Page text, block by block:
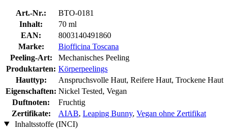
Art.-Nr.:
BTO-0181
Inhalt:
70 ml
EAN:
8003140491860
Marke:
Biofficina Toscana
Peeling-Art:
Mechanisches Peeling
Produktarten: Körperpeelings
Hauttyp:
Anspruchsvolle Haut, Reifere Haut, Trockene Haut
Eigenschaften: Nickel Tested, Vegan
Duftnoten:
Fruchtig
Zertifikate:
AIAB, Leaping Bunny, Vegan ohne Zertifikat
Inhaltsstoffe (INCI)